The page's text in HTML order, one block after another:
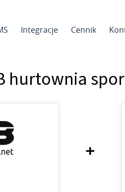
Integracje Cennik
hurtownia
+